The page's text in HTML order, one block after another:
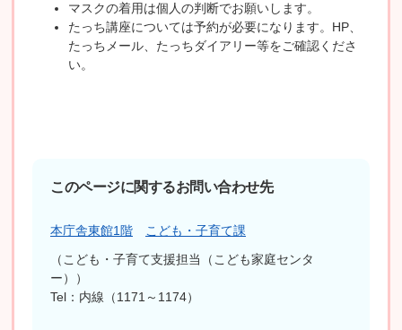
マスクの着用は個人の判断でお願いします。
たっち講座については予約が必要になります。HP、
たっちメール、たっちダイアリー等をご確認くださ
い。
このページに関するお問い合わせ先
本庁舎東館1階
こども・子育て課
こども・子育て支援担当（こども家庭センタ
ー）
Tel：内線（1171～1174）